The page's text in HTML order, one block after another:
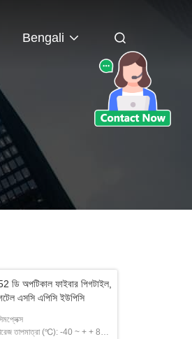
Bengali
ডি অপটিকাল ফাইবার পিগটাইল,
এসসি এপিসি ইউপিসি
তাপমাত্রা (℃): -40 ~ + + 85